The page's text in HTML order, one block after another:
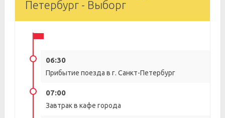
Петербург - Выборг
06:30
Прибытие поезда в г. Санкт-Петербург
07:00
Завтрак в кафе города